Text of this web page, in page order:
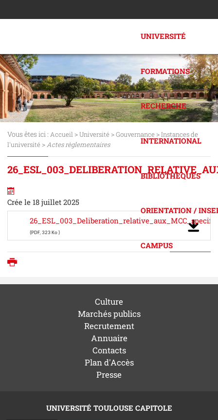
UNIVERSITÉ
FORMATIONS
RECHERCHE
INTERNATIONAL
BIBLIOTHÈQUES
ORIENTATION /
CAMPUS
Vous êtes ici : Accueil >Université >Gouvernance >Instances de
l'université >Actes règlementaires
Crée le 18 juillet 2025
(PDF, 323 Ko )
Culture
Marchés publics
Recrutement
Annuaire
Contacts
Plan d'Accès
Presse
UNIVERSITÉ TOULOUSE CAPITOLE